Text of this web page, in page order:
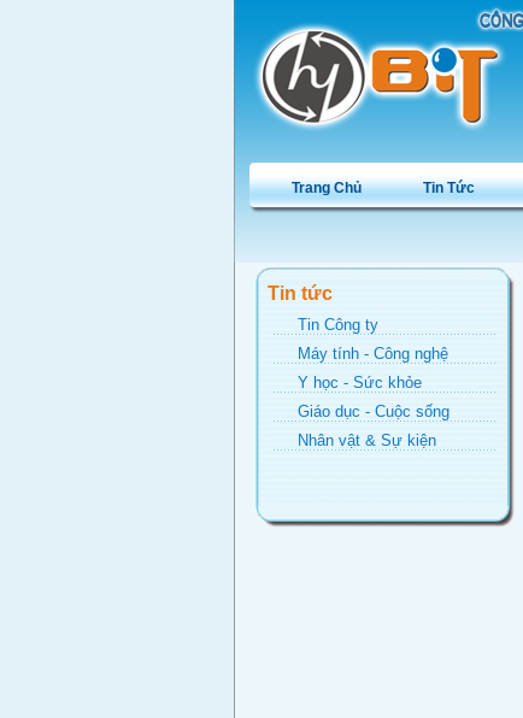
Trang Chủ Tin Tức
Tin tức
Tin Công ty
Máy tính - Công nghệ
Y học - Sức khỏe
Giáo dục - Cuộc sống
Nhân vật & Sự kiện